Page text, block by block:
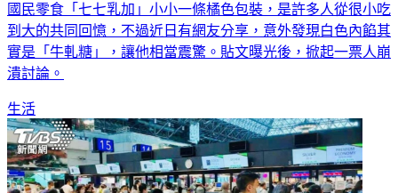
國民零食「七七乳加」小小一條橘色包裝，是許多人從很小吃
到大的共同回憶，不過近日有網友分享，意外發現白色內餡其
實是「牛軋糖」，讓他相當震驚。貼文曝光後，掀起一票人崩
潰討論。
生活